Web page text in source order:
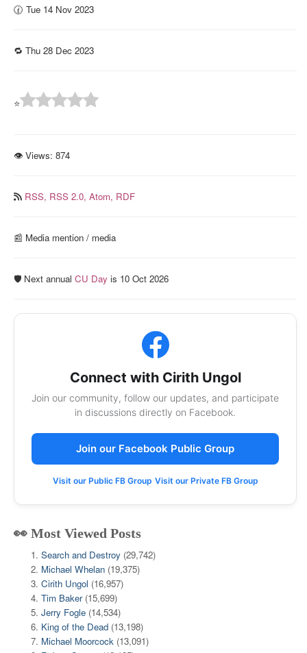
🕜 Tue 14 Nov 2023
🔁 Thu 28 Dec 2023
⭐
👁 Views: 874
RSS, RSS 2.0, Atom, RDF
📰️ Media mention / media
🛡️ Next annual CU Day is 10 Oct 2026
Connect with Cirith Ungol
Join our community, follow our updates, and participate
in discussions directly on Facebook.
Join our Facebook Public Group
Visit our Public FB Group Visit our Private FB Group
👀 Most Viewed Posts
Search and Destroy (29,742)
Michael Whelan (19,375)
Cirith Ungol (16,957)
Tim Baker (15,699)
Jerry Fogle (14,534)
King of the Dead (13,198)
Michael Moorcock (13,091)